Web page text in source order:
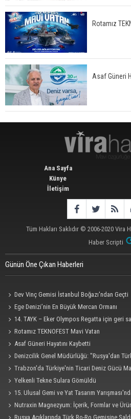
Rotamız
Asaf Güneri
Ana Sayfa
Künye
İletişim
Tüm Hakları Saklıdır © 2006-2020 Vira
Haber Scripti
Günün Öne Çıkan Haberleri
Dev Vinç Gemisi İstanbul Boğazı'ndan Geçti
Ege Denizi’nin En Büyük Mercan Ormanı
14. TAYK – Eker Olympos Regatta için geri
Rotamız TEKNOFEST Mavi Vatan
Asaf Güneri Hayatını Kaybetti
Denizcilik Genel Müdürlüğü: "Rusya'dan
Saldırısına Uğradı"
Trabzon'da Türkiye'nin Ticari Deniz Gücü
Yelkenli Tekne Sulara Gömüldü
15. Ulusal Gemi ve Yat Tasarım
Uzatıldı
Nutraxin Magnezyum: İçerik, Formlar ve
Rusya Açıklarında Türk Ro-Ro Gemisine